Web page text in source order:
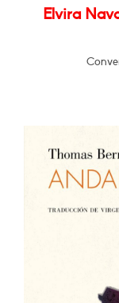
Elvira